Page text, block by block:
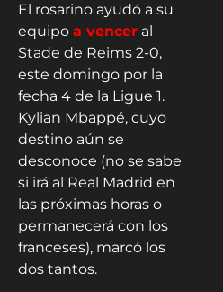
El rosarino ayudó a su
equipo a vencer al
Stade de Reims 2-0,
este domingo por la
fecha 4 de la Ligue 1.
Kylian Mbappé, cuyo
destino aún se
desconoce (no se sabe
si irá al Real Madrid en
las próximas horas o
permanecerá con los
franceses), marcó los
dos tantos.